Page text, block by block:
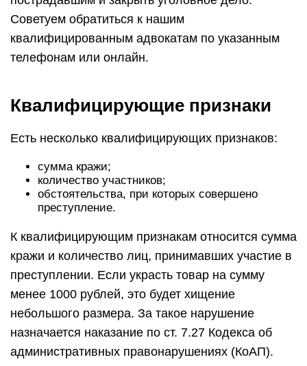
Советуем обратиться к нашим
квалифицированным адвокатам по указанным
телефонам или онлайн.
Квалифицирующие признаки
Есть несколько квалифицирующих признаков:
сумма кражи;
количество участников;
обстоятельства, при которых совершено
преступление.
К квалифицирующим признакам относится сумма
кражи и количество лиц, принимавших участие в
преступлении. Если украсть товар на сумму
менее 1000 рублей, это будет хищение
небольшого размера. За такое нарушение
назначается наказание по ст. 7.27 Кодекса об
административных правонарушениях (КоАП).